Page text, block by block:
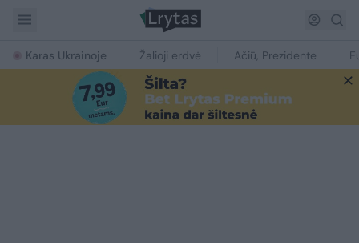
Karas Ukrainoje Žalioji erdvė Ačiū, Prezidente